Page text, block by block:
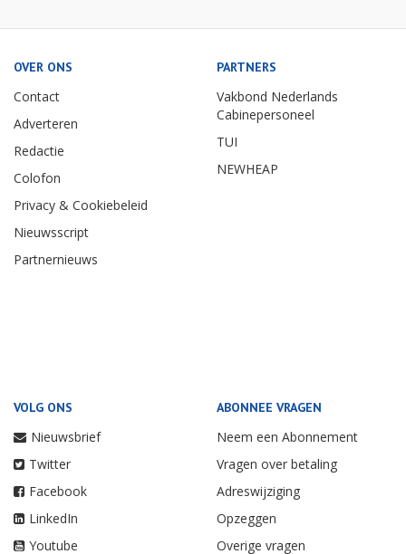
OVER ONS
Contact
Adverteren
Redactie
Colofon
Privacy & Cookiebeleid
Nieuwsscript
Partnernieuws
PARTNERS
Vakbond Nederlands
Cabinepersoneel
TUI
NEWHEAP
VOLG ONS
Nieuwsbrief
Twitter
Facebook
LinkedIn
Youtube
ABONNEE VRAGEN
Neem een Abonnement
Vragen over betaling
Adreswijziging
Opzeggen
Overige vragen